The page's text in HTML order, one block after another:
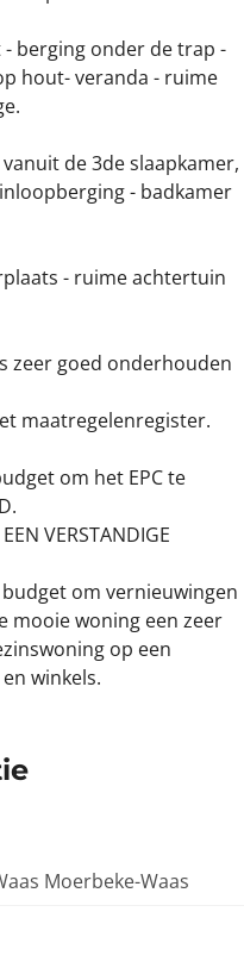
berging onder de trap -
hout- veranda - ruime
de 3de slaapkamer,
- badkamer
- ruime achtertuin
zeer goed onderhouden
maatregelenregister.
om het EPC te
VERSTANDIGE
om vernieuwingen
mooie woning een zeer
op een
winkels.
Moerbeke-Waas